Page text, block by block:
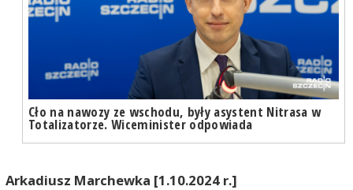
Cło na nawozy ze wschodu, były asystent Nitrasa w
Totalizatorze. Wiceminister odpowiada
Arkadiusz Marchewka [1.10.2024 r.]